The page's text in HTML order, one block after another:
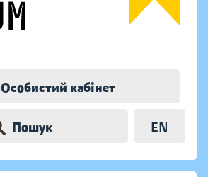
Особистий кабінет
Пошук EN